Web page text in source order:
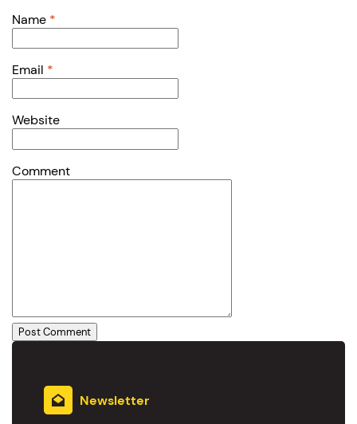
Name *
Email *
Website
Comment
Newsletter